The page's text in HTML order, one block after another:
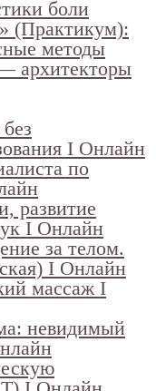
боли
(Практикум):
методы
архитекторы
I Онлайн
по
развитие
I Онлайн
за телом.
I Онлайн
массаж I
невидимый